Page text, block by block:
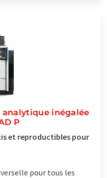
inégalée
P
et reproductibles pour
pour tous les